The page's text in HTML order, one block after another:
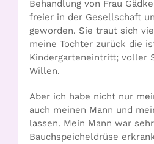
Behandlung von Frau
freier in der Gesellschaft
geworden. Sie traut sich
meine Tochter zurück die
Kindergarteneintritt; voller
Willen.
Aber ich habe nicht nur
auch meinen Mann und
lassen. Mein Mann war
Bauchspeicheldrüse